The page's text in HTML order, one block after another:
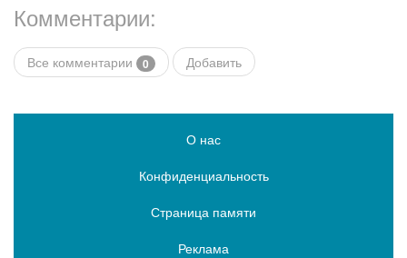
Комментарии:
Все комментарии 0 Добавить
О нас
Конфиденциальность
Страница памяти
Реклама